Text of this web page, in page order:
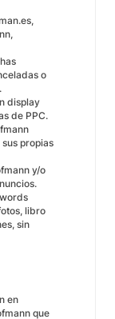
o
display
de PPC.
propias
y/o
libro
sin
en
que